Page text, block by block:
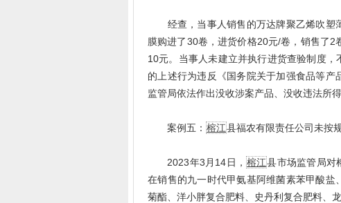
经查，当事人销售的万达牌聚乙烯吹塑
膜购进了30卷，进货价格20元/卷，销售了
10元。当事人未建立并执行进货查验制度
的上述行为违反《国务院关于加强食品等
监管局依法作出没收涉案产品、没收违法所
案例五： 榕江县福农有限责任公司未按
2023年3月14日， 榕江县市场监管局对
在销售的九一时代甲氨基阿维菌素苯甲酸
菊酯、洋小胖复合肥料、史丹利复合肥料、